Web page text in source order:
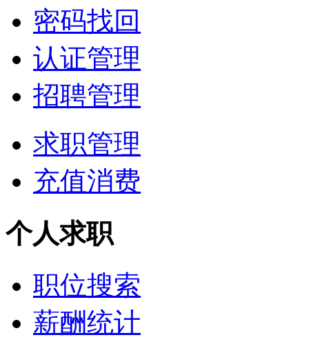
密码找回
认证管理
招聘管理
求职管理
充值消费
个人求职
职位搜索
薪酬统计